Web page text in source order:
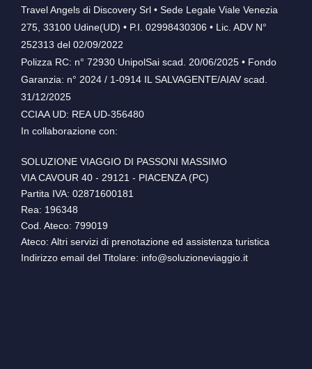
Travel Angels di Discovery Srl • Sede Legale Viale Venezia
275, 33100 Udine(UD) • P.I. 02998430306 • Lic. ADV N°
252313 del 02/09/2022
Polizza RC: n° 72930 UnipolSai scad. 20/06/2025 • Fondo
Garanzia: n° 2024 / 1-0914 IL SALVAGENTE/AIAV scad.
31/12/2025
CCIAA UD: REA UD-356480
In collaborazione con:
SOLUZIONE VIAGGIO DI PASSONI MASSIMO
VIA CAVOUR 40 - 29121 - PIACENZA (PC)
Partita IVA: 02871600181
Rea: 196348
Cod. Ateco: 799019
Ateco: Altri servizi di prenotazione ed assistenza turistica
Indirizzo email del Titolare: info@soluzioneviaggio.it